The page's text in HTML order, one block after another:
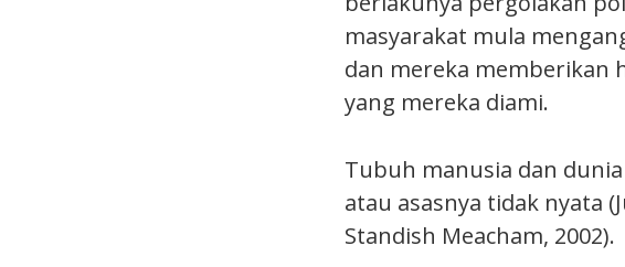
masyarakat mula
dan mereka memberikan
yang mereka diami.
Tubuh manusia dan
atau asasnya tidak nyata
Standish Meacham, 2002).